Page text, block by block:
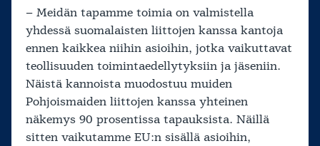
– Meidän tapamme toimia on valmistella
yhdessä suomalaisten liittojen kanssa kantoja
ennen kaikkea niihin asioihin, jotka vaikuttavat
teollisuuden toimintaedellytyksiin ja jäseniin.
Näistä kannoista muodostuu muiden
Pohjoismaiden liittojen kanssa yhteinen
näkemys 90 prosentissa tapauksista. Näillä
sitten vaikutamme EU:n sisällä asioihin,